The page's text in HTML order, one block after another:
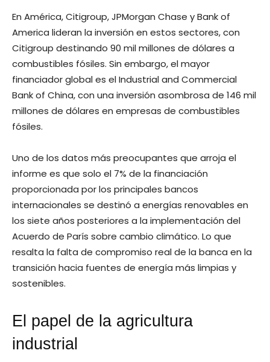
En América, Citigroup, JPMorgan Chase y Bank of
America lideran la inversión en estos sectores, con
Citigroup destinando 90 mil millones de dólares a
combustibles fósiles. Sin embargo, el mayor
financiador global es el Industrial and Commercial
Bank of China, con una inversión asombrosa de 146 mil
millones de dólares en empresas de combustibles
fósiles.
Uno de los datos más preocupantes que arroja el
informe es que solo el 7% de la financiación
proporcionada por los principales bancos
internacionales se destinó a energías renovables en
los siete años posteriores a la implementación del
Acuerdo de París sobre cambio climático. Lo que
resalta la falta de compromiso real de la banca en la
transición hacia fuentes de energía más limpias y
sostenibles.
El papel de la agricultura
industrial